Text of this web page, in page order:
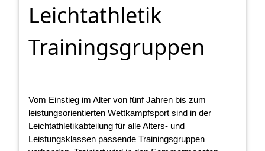
Leichtathletik
Trainingsgruppen
Vom Einstieg im Alter von fünf Jahren bis zum
leistungsorientierten Wettkampfsport sind in der
Leichtathletikabteilung für alle Alters- und
Leistungsklassen passende Trainingsgruppen